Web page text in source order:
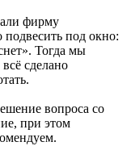
фирму
под окно:
Тогда мы
сделано
вопроса со
при этом